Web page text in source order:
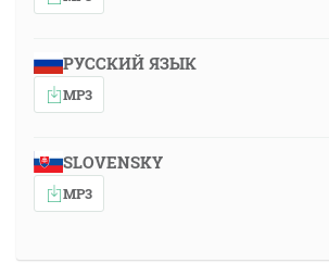
РУССКИЙ ЯЗЫК
MP3
SLOVENSKY
MP3